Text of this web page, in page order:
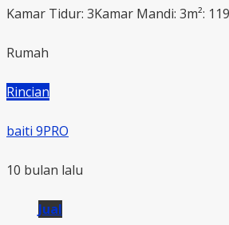
Kamar Tidur: 3Kamar Mandi: 3m²: 119
Rumah
Rincian
baiti 9PRO
10 bulan lalu
Jual